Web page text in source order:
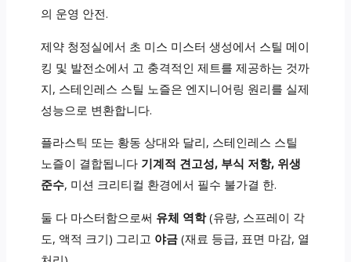
의 운영 안전.
제약 청정실에서 초 미스 미스터 생성에서 스틸 메이
킹 및 발전소에서 고 충격적인 제트를 제공하는 것까
지, 스테인레스 스틸 노즐은 엔지니어링 원리를 실제
성능으로 변환합니다.
플라스틱 또는 황동 상대와 달리, 스테인레스 스틸
노즐이 결합됩니다 기계적 견고성, 부식 저항, 위생
준수, 미션 크리티컬 환경에서 필수 불가결 한.
둘 다 마스터함으로써 유체 역학(유량, 스프레이 각
도, 액적 크기) 그리고 야금(재료 등급, 표면 마감, 열